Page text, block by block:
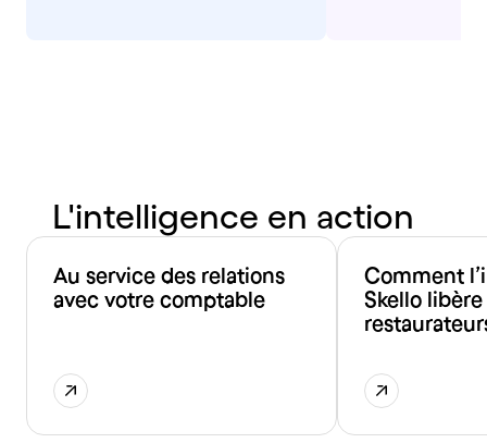
L'intelligence en action
Au service des relations
avec votre comptable
Comment
Skello libère